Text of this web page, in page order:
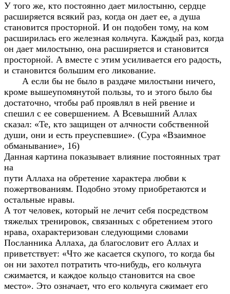
У того же, кто постоянно дает милостыню, сердце
расширяется всякий раз, когда он дает ее, а душа
становится просторной. И он подобен тому, на ком
расширилась его железная кольчуга. Каждый раз, когда
он дает милостыню, она расширяется и становится
просторной. А вместе с этим усиливается его радость,
и становится большим его ликование.
А если бы не было в раздаче милостыни ничего,
кроме вышеупомянутой пользы, то и этого было бы
достаточно, чтобы раб проявлял в ней рвение и
спешил с ее совершением. А Всевышний Аллах
сказал: «Те, кто защищен от алчности собственной
души, они и есть преуспевшие». (Сура «Взаимное
обманывание», 16)
Данная картина показывает влияние постоянных трат
на
пути Аллаха на обретение характера любви к
пожертвованиям. Подобно этому приобретаются и
остальные нравы.
А тот человек, который не лечит себя посредством
тяжелых тренировок, связанных с обретением этого
нрава, охарактеризован следующими словами
Посланника Аллаха, да благословит его Аллах и
приветствует: «Что же касается скупого, то когда бы
он ни захотел потратить что-нибудь, его кольчуга
сжимается, и каждое кольцо становится на свое
место». Это означает, что его кольчуга сжимает его